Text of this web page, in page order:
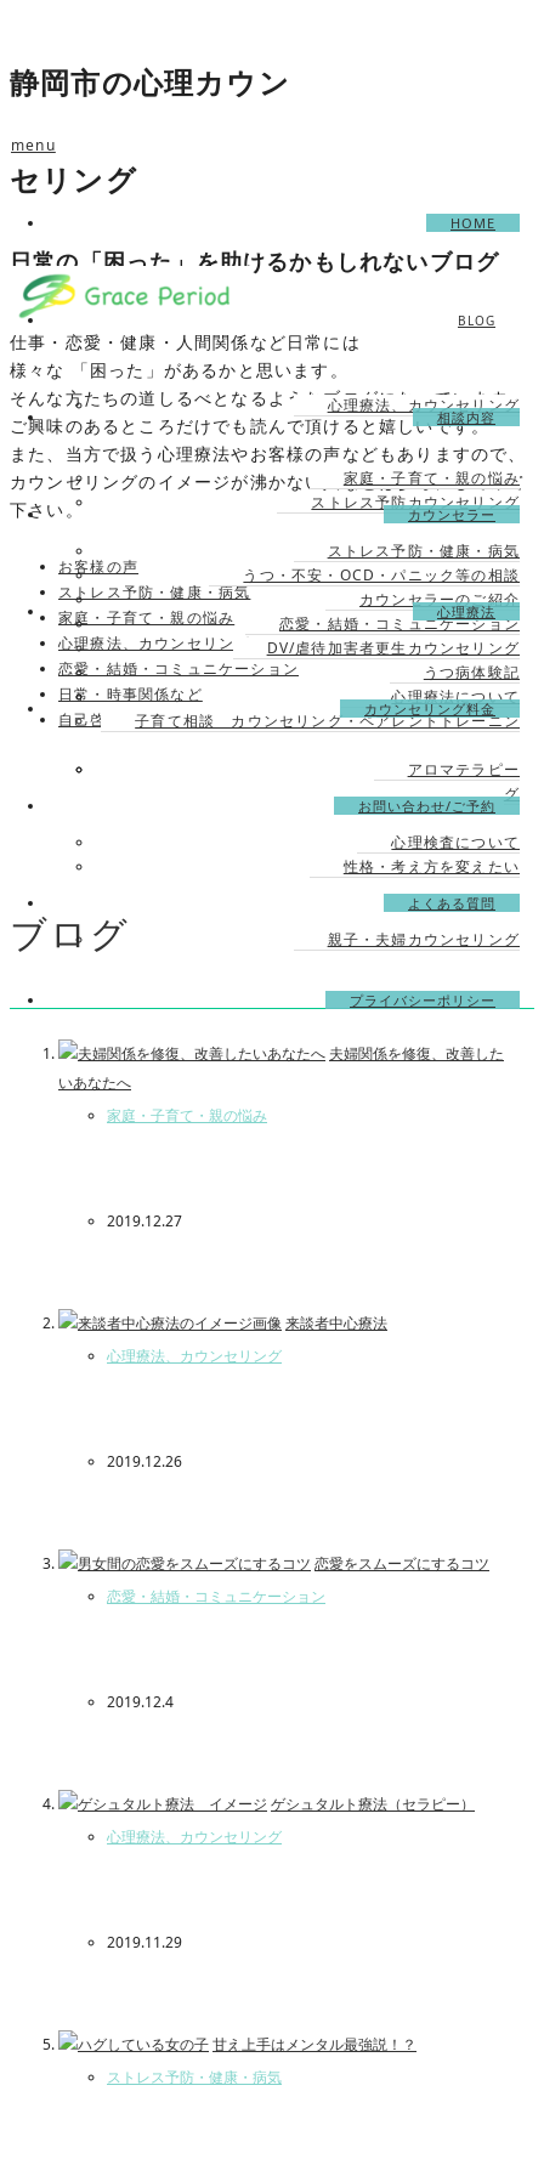
静岡市の心理カウン
セリング
menu
HOME
BLOG
心理療法、カウンセリング
家庭・子育て・親の悩み
ストレス予防・健康・病気
恋愛・結婚・コミュニケーション
自己啓発・働く人へ
お客様の声
相談内容
ストレス予防カウンセリング
うつ・不安・OCD・パニック等の相談
DV/虐待加害者更生カウンセリング
子育て相談 カウンセリング・ペアレントトレーニン
グ
性格・考え方を変えたい
親子・夫婦カウンセリング
カウンセラー
カウンセラーのご紹介
うつ病体験記
心理療法
心理療法について
アロマテラピー
心理検査について
カウンセリング料金
お問い合わせ/ご予約
よくある質問
プライバシーポリシー
日常の「困った」を助けるかもしれないブログ
仕事・恋愛・健康・人間関係など日常には
様々な 「困った」があるかと思います。
そんな方たちの道しるべとなるようなブログになっています。
ご興味のあるところだけでも読んで頂けると嬉しいです。
また、当方で扱う心理療法やお客様の声などもありますので、
カウンセリングのイメージが沸かない人などは参考にしてみて
下さい。
お客様の声
ストレス予防・健康・病気
家庭・子育て・親の悩み
心理療法、カウンセリング
恋愛・結婚・コミュニケーション
日常・時事関係など
自己啓発・働く人へ
ブログ
夫婦関係を修復、改善した
いあなたへ
家庭・子育て・親の悩み
2019.12.27
来談者中心療法
心理療法、カウンセリング
2019.12.26
恋愛をスムーズにするコツ
恋愛・結婚・コミュニケーション
2019.12.4
ゲシュタルト療法（セラピー）
心理療法、カウンセリング
2019.11.29
甘え上手はメンタル最強説！？
ストレス予防・健康・病気